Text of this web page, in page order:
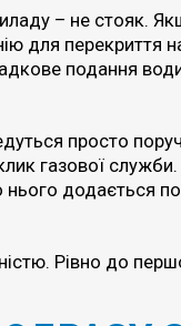
– не стояк.
перекриття на
подання
просто
газової
нього додається
Рівно до